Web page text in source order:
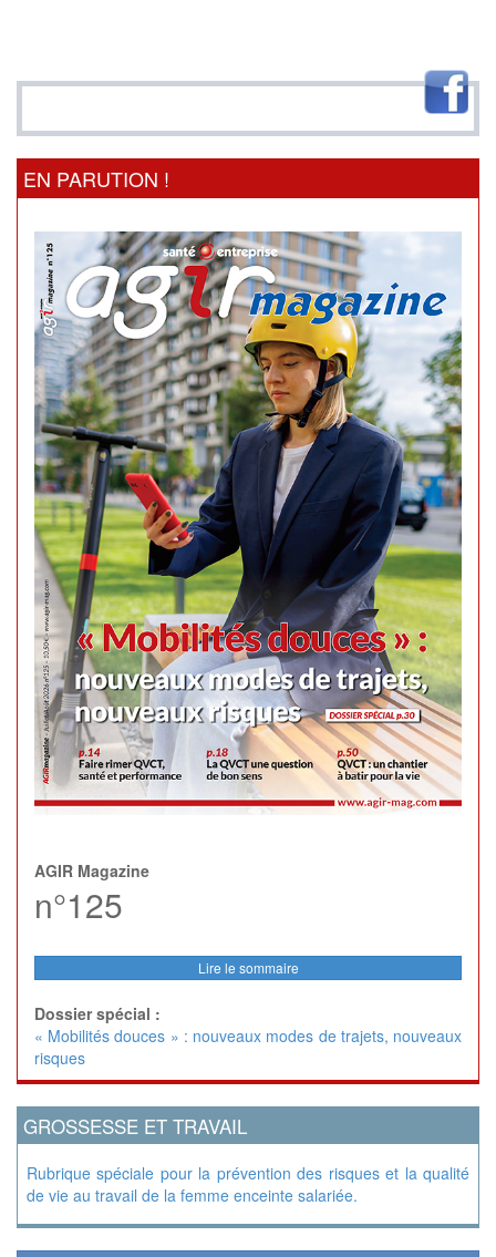
EN PARUTION !
AGIR Magazine
n°125
Lire le sommaire
Dossier spécial :
« Mobilités douces » : nouveaux modes de trajets, nouveaux
risques
GROSSESSE ET TRAVAIL
Rubrique spéciale pour la prévention des risques et la qualité
de vie au travail de la femme enceinte salariée.